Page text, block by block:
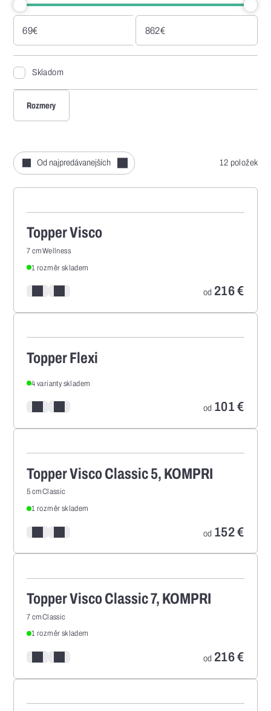
69€ 862€
Skladom
Rozmery
Od najpredávanejších 12 položek
Topper Visco
7 cmWellness
1 rozměr skladem
od 216€
Topper Flexi
4 varianty skladem
od 101€
Topper Visco Classic 5, KOMPRI
5 cmClassic
1 rozměr skladem
od 152€
Topper Visco Classic 7, KOMPRI
7 cmClassic
1 rozměr skladem
od 216€